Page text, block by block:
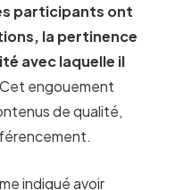
participants ont
la pertinence
avec laquelle il
engouement
de qualité,
indiqué avoir